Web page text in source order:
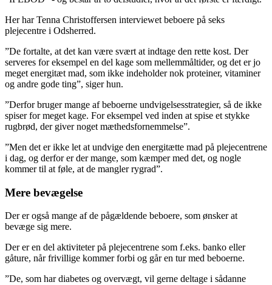
Her har Tenna Christoffersen interviewet beboere på seks
plejecentre i Odsherred.
”De fortalte, at det kan være svært at indtage den rette kost. Der
serveres for eksempel en del kage som mellemmåltider, og det er jo
meget energitæt mad, som ikke indeholder nok proteiner, vitaminer
og andre gode ting”, siger hun.
”Derfor bruger mange af beboerne undvigelsesstrategier, så de ikke
spiser for meget kage. For eksempel ved inden at spise et stykke
rugbrød, der giver noget mæthedsfornemmelse”.
”Men det er ikke let at undvige den energitætte mad på plejecentrene
i dag, og derfor er der mange, som kæmper med det, og nogle
kommer til at føle, at de mangler rygrad”.
Mere bevægelse
Der er også mange af de pågældende beboere, som ønsker at
bevæge sig mere.
Der er en del aktiviteter på plejecentrene som f.eks. banko eller
gåture, når frivillige kommer forbi og går en tur med beboerne.
”De, som har diabetes og overvægt, vil gerne deltage i sådanne